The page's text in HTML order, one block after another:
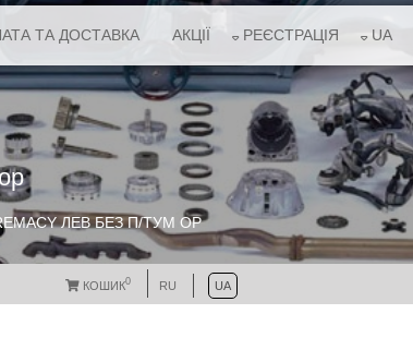
ТА ДОСТАВКА АКЦІЇ РЕЄСТРАЦІЯ UA
ЛЕВ БЕЗ П/ТУМ ОР
КОШИК0 RU UA